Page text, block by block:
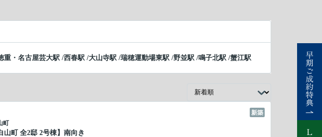
重・名古屋芸大駅 /西春駅 /大山寺駅 /瑞穂運動場東駅 /野並駅 /鳴子北駅 /蟹江駅
新築
町
山町 全2邸 2号棟】南向き